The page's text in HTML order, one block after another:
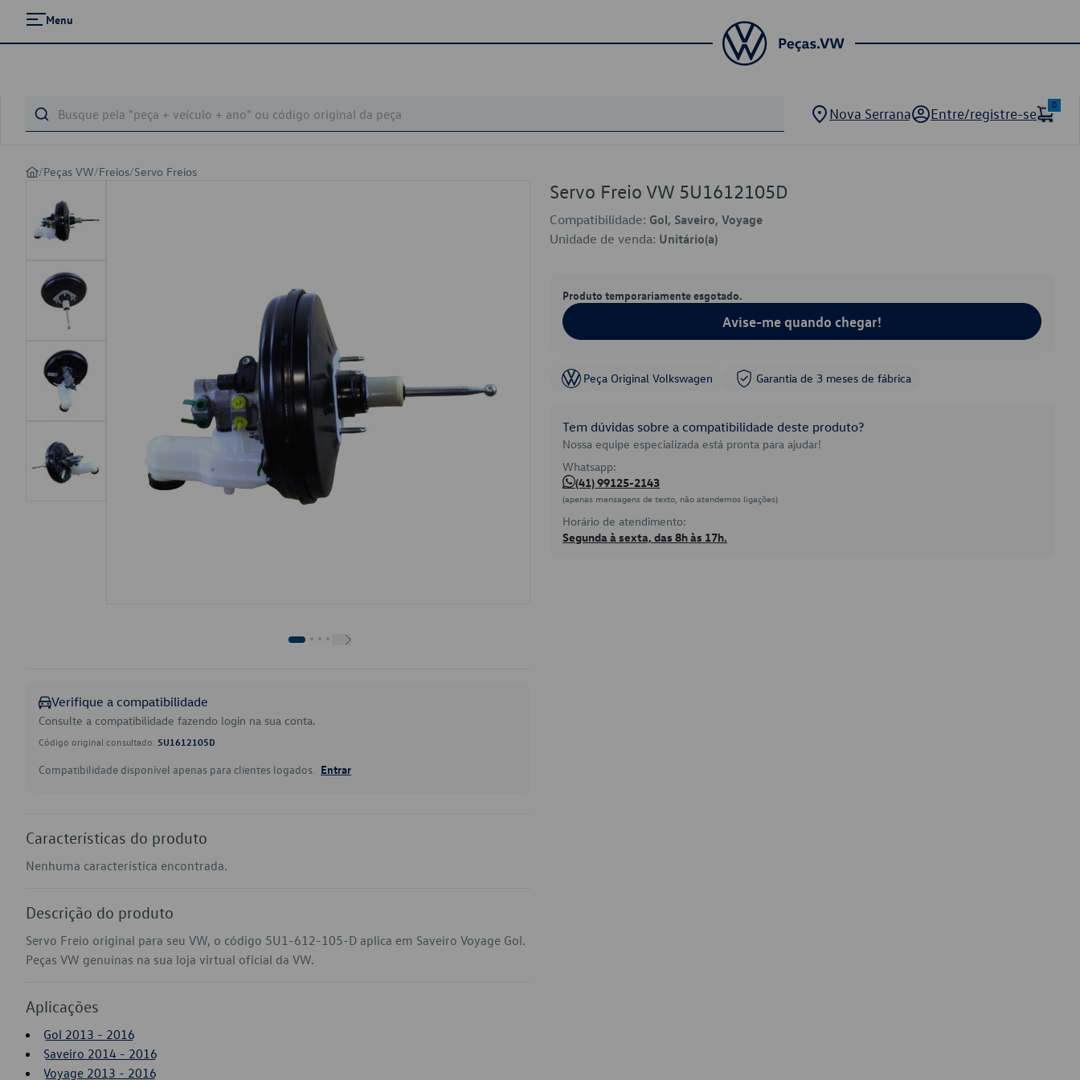
Menu
Nova Serrana Entre/registre-se
0
/Peças VW/Freios/Servo Freios
Verifique a compatibilidade
Consulte a compatibilidade fazendo login na sua conta.
Código original consultado: 5U1612105D
Compatibilidade disponível apenas para clientes logados. Entrar
Características do produto
Nenhuma característica encontrada.
Descrição do produto
Servo Freio original para seu VW, o código 5U1-612-105-D aplica em Saveiro Voyage Gol.
Peças VW genuínas na sua loja virtual oficial da VW.
Aplicações
Gol 2013 - 2016
Saveiro 2014 - 2016
Voyage 2013 - 2016
Servo Freio VW 5U1612105D
Compatibilidade: Gol, Saveiro, Voyage
Unidade de venda: Unitário(a)
Produto temporariamente esgotado.
Avise-me quando chegar!
Peça Original Volkswagen Garantia de 3 meses de fábrica
Tem dúvidas sobre a compatibilidade deste produto?
Nossa equipe especializada está pronta para ajudar!
Whatsapp:
(41) 99125-2143
(apenas mensagens de texto, não atendemos ligações)
Horário de atendimento:
Segunda à sexta, das 8h às 17h.